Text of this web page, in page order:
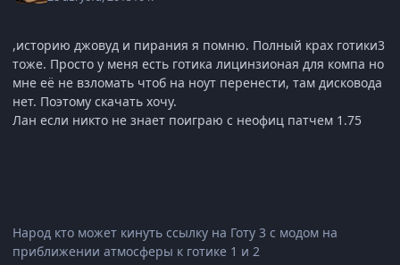
,историю джовуд и пирания я помню. Полный крах готики3
тоже. Просто у меня есть готика лицинзионая для компа но
мне её не взломать чтоб на ноут перенести, там дисковода
нет. Поэтому скачать хочу.
Лан если никто не знает поиграю с неофиц патчем 1.75
Народ кто может кинуть ссылку на Готу 3 с модом на
приближении атмосферы к готике 1 и 2